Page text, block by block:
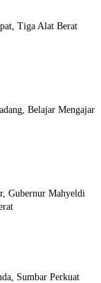
Tiga Alat Berat
Belajar Mengajar
Gubernur Mahyeldi
Sumbar Perkuat